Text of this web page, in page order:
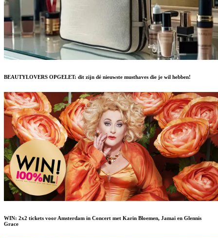
BEAUTYLOVERS OPGELET: dit zijn dé nieuwste musthaves die je wil hebben!
WIN: 2x2 tickets voor Amsterdam in Concert met Karin Bloemen, Jamai en Glennis
Grace